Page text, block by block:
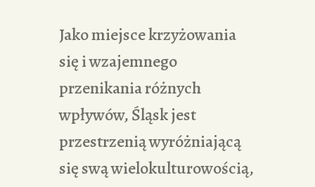
Jako miejsce krzyżowania
się i wzajemnego
przenikania różnych
wpływów, Śląsk jest
przestrzenią wyróżniającą
się swą wielokulturowością,